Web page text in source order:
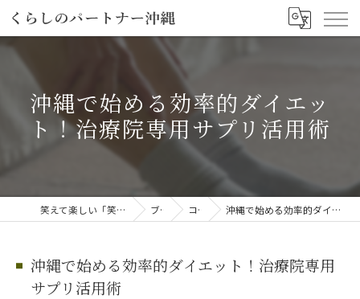
沖縄で始める効率的ダイエッ
ト！治療院専用サプリ活用術
笑えて楽しい「笑える介護予防体操教室」 ブログ コラム 沖縄で始める効率的ダイエット！治療院専用サプリ活用術
沖縄で始める効率的ダイエット！治療院専用
サプリ活用術